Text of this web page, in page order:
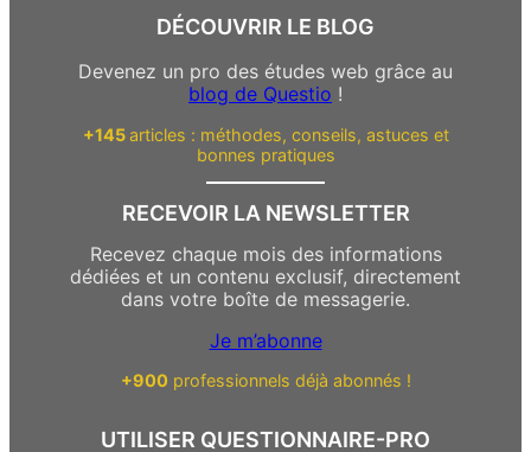
DÉCOUVRIR LE BLOG
Devenez un pro des études web grâce au
blog de Questio !
+145articles : méthodes, conseils, astuces et
bonnes pratiques
RECEVOIR LA NEWSLETTER
Recevez chaque mois des informations
dédiées et un contenu exclusif, directement
dans votre boîte de messagerie.
Je m’abonne
+900 professionnels déjà abonnés !
UTILISER QUESTIONNAIRE-PRO